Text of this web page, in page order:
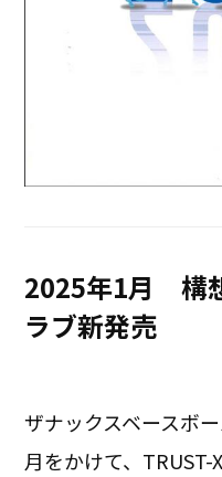
2025年1月 構
ラブ新発売
ザナックスベースボ
月をかけて、